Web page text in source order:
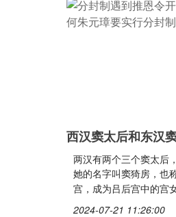
西汉窦太后和东汉
两汉有两个三个窦太后
她的名字叫窦猗房，也
宫，成为吕后宫中的宫
2024-07-21 11:26:00